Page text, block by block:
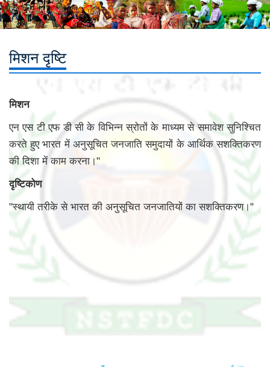
मिशन दृष्टि
मिशन
एन एस टी एफ डी सी के विभिन्न स्रोतों के माध्यम से समावेश सुनिश्चित
करते हुए भारत में अनुसूचित जनजाति समुदायों के आर्थिक सशक्तिकरण
की दिशा में काम करना।"
दृष्टिकोण
"स्थायी तरीके से भारत की अनुसूचित जनजातियों का सशक्तिकरण।"